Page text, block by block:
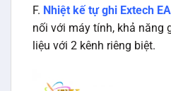
F. Nhiệt kế tự ghi Extech
nối với máy tính, khả năng
liệu với 2 kênh riêng biệt.